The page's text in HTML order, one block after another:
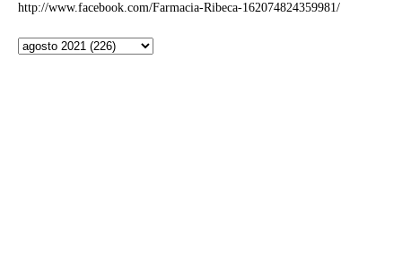
http://www.facebook.com/Farmacia-Ribeca-162074824359981/